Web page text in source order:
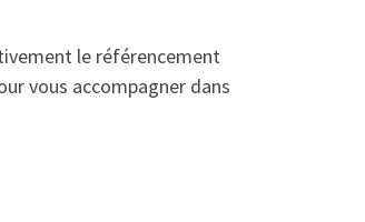
le référencement
vous accompagner dans